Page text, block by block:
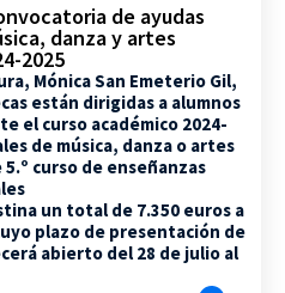
de ayudas
danza y artes
2025
Mónica San Emeterio Gil,
están dirigidas a alumnos
el curso académico 2024-
de música, danza o artes
curso de enseñanzas
un total de 7.350 euros a
plazo de presentación de
abierto del 28 de julio al